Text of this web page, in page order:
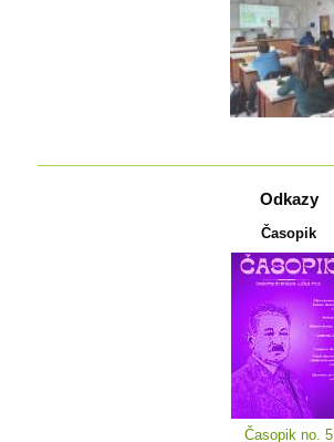
Odkazy
Časopik
Časopik no. 5